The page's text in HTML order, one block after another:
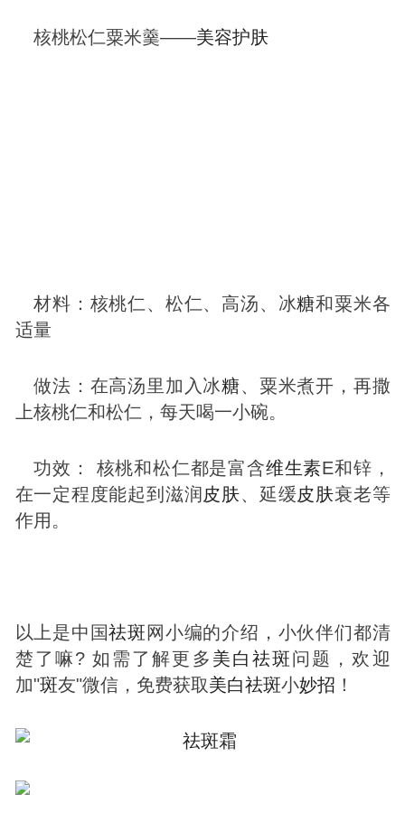
核桃松仁粟米羹——美容护肤
材料：核桃仁、松仁、高汤、冰糖和粟米各
适量
做法：在高汤里加入冰糖、粟米煮开，再撒
上核桃仁和松仁，每天喝一小碗。
功效： 核桃和松仁都是富含维生素E和锌，
在一定程度能起到滋润 皮肤、延缓皮肤衰老等
作用。
以上是中国祛斑 网小编的介绍，小伙伴们都清
楚了嘛? 如需了解更多 美白 祛斑问题，欢迎
加"斑友"微信，免费获取美白祛斑小妙招 ！